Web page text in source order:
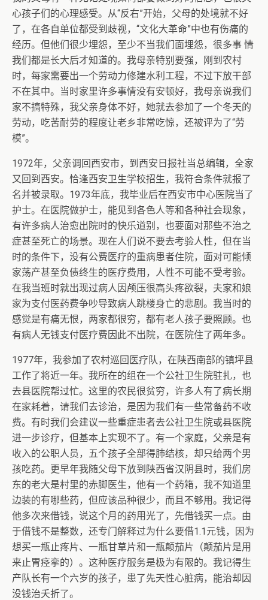
心孩子们的心理感受。从“反右”开始，父母的处境就不好
了，在各自单位都受到歧视，“文化大革命”中也有伤痛的
经历。但他们很少埋怨，至少不当我们面埋怨，很多事 情
我们都是长大后才知道的。我母亲特别要强，刚到农村
时，每家需要出一个劳动力修建水利工程，不过下放干部
不在其中。当时家里许多事情没有安顿好，我母亲说我们
家不搞特殊，我父亲身体不好，她就去参加了一个冬天的
劳动，吃苦耐劳的程度让老乡非常吃惊，还被评为了“劳
模”。
1972年，父亲调回西安市，到西安日报社当总编辑，全家
又回到西安。恰逢西安卫生学校招生，我符合条件就报了
名并被录取。1973年底，我毕业后在西安市中心医院当了
护士。在医院做护士，能见到各色人等和各种社会现象，
有许多病人治愈出院时的快乐道别，也要面对那些不治之
症甚至死亡的场景。现在人们说不要去考验人性，但在当
时的条件下，没有公费医疗的重病患者住院，面对可能倾
家荡产甚至负债终生的医疗费用，人性不可能不受考验。
在我当班时就出现过病人因颅压很高头疼欲裂，夫家和娘
家为支付医药费争吵导致病人跳楼身亡的悲剧。我当时的
感觉是有痛无恨，两家都很穷，都有老人孩子要照顾。也
有病人无钱支付医疗费因此不出院，在医院住了两年多。
1977年，我参加了农村巡回医疗队，在陕西南部的镇坪县
工作了将近一年。我所在的组在一个公社卫生院驻扎，也
去县医院帮过忙。这里的农民很贫穷，许多人有了病长期
在家耗着，请我们去诊治，是因为我们有一些常备药不收
费。有时我们会建议一些重症患者去公社卫生院或县医院
进一步诊疗，但基本上实现不了。有一个家庭，父亲是有
收入的公职人员，五个孩子全部得肺结核，却只给两个男
孩吃药。更早年我随父母下放到陕西省汉阴县时，我们房
东的老大是村里的赤脚医生，他有一个药箱，我不知道里
边装的有哪些药，但应该品种很少，而且不够用。我记得
他多次来借钱，说这个月的药用光了，先借钱买一点。由
于借钱不是整数，还专门解释过为什么要借1.1元钱，因为
想买一瓶止疼片、一瓶甘草片和一瓶颠茄片（颠茄片是用
来止胃痉挛的）。这种医疗服务是极为有限的。我记得生
产队长有一个六岁的孩子，患了先天性心脏病，能治却因
没钱治夭折了。